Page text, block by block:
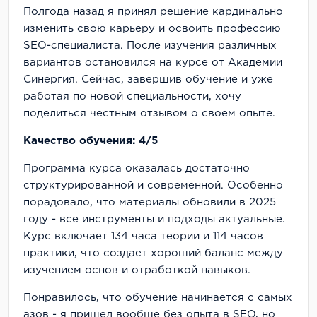
Полгода назад я принял решение кардинально
изменить свою карьеру и освоить профессию
SEO-специалиста. После изучения различных
вариантов остановился на курсе от Академии
Синергия. Сейчас, завершив обучение и уже
работая по новой специальности, хочу
поделиться честным отзывом о своем опыте.
Качество обучения: 4/5
Программа курса оказалась достаточно
структурированной и современной. Особенно
порадовало, что материалы обновили в 2025
году - все инструменты и подходы актуальные.
Курс включает 134 часа теории и 114 часов
практики, что создает хороший баланс между
изучением основ и отработкой навыков.
Понравилось, что обучение начинается с самых
азов - я пришел вообще без опыта в SEO, но